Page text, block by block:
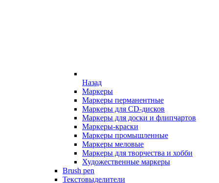
Назад
Маркеры
Маркеры перманентные
Маркеры для CD-дисков
Маркеры для доски и флипчартов
Маркеры-краски
Маркеры промышленные
Маркеры меловые
Маркеры для творчества и хобби
Художественные маркеры
Brush pen
Текстовыделители